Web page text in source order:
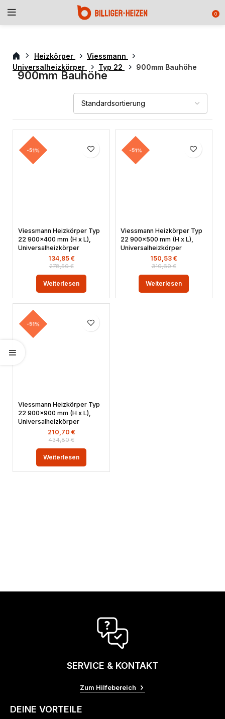
0
Heizkörper
Viessmann
Universalheizkörper
Typ 22 900mm Bauhöhe
900mm Bauhöhe
-51%
Viessmann Heizkörper Typ
22 900×400 mm (H x L),
Universalheizkörper
278,50€
134,85 €
Weiterlesen
-51%
Viessmann Heizkörper Typ
22 900×500 mm (H x L),
Universalheizkörper
310,60€
150,53 €
Weiterlesen
-51%
Viessmann Heizkörper Typ
22 900×900 mm (H x L),
Universalheizkörper
434,80€
210,70 €
Weiterlesen
SERVICE & KONTAKT
Zum Hilfebereich
DEINE VORTEILE